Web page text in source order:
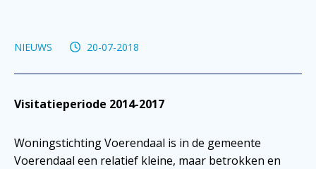
NIEUWS 20-07-2018
Visitatieperiode 2014-2017
Woningstichting Voerendaal is in de gemeente
Voerendaal een relatief kleine, maar betrokken en